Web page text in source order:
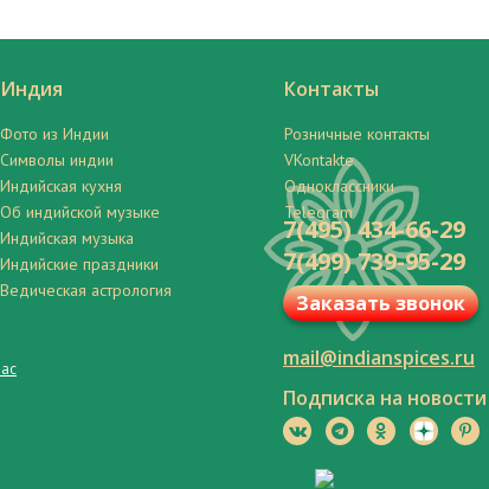
Индия
Фото из Индии
Символы индии
Индийская кухня
Об индийской музыке
Индийская музыка
Индийские праздники
Ведическая астрология
Контакты
Розничные контакты
VKontakte
Одноклассники
Telegram
7(495) 434-66-29
7(499) 739-95-29
Заказать звонок
mail@indianspices.ru
Подписка на новости